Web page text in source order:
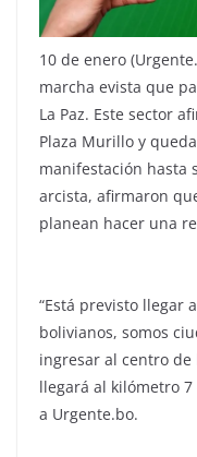
10 de enero
marcha evista que
La Paz. Este sector
Plaza Murillo y
manifestación hasta
arcista, afirmaron
planean hacer una
“Está previsto llegar
bolivianos, somos
ingresar al centro de
llegará al kilómetro 7
a Urgente.bo.